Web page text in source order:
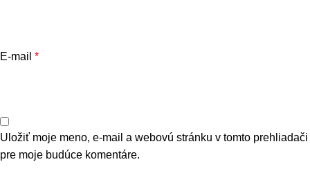
E-mail *
Uložiť moje meno, e-mail a webovú stránku v tomto prehliadači
pre moje budúce komentáre.